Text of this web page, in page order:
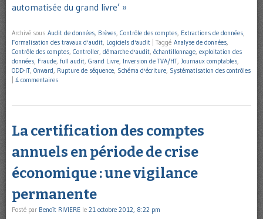
automatisée du grand livre’ »
Archivé sous Audit de données Brèves Contrôle des comptes Extractions de données
Formalisation des travaux d'audit Logiciels d'audit Taggé Analyse de données
Contrôle des comptes Controller démarche d'audit échantillonnage exploitation des
données Fraude full audit Grand Livre Inversion de TVA/HT Journaux comptables
ODD-IT Onward Rupture de séquence Schéma d'écriture Systématisation des contrôles
4 commentaires
La certification des comptes
annuels en période de crise
économique : une vigilance
permanente
Posté par Benoît RIVIERE le 21 octobre 2012, 8:22 pm